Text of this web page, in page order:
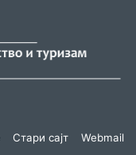
Стари сајт Webmail